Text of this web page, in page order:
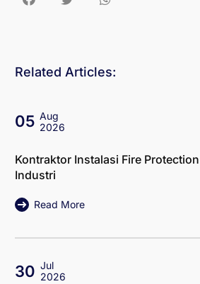
Related Articles:
05 Aug
2026
Kontraktor Instalasi Fire
Industri
Read More
30 Jul
2026